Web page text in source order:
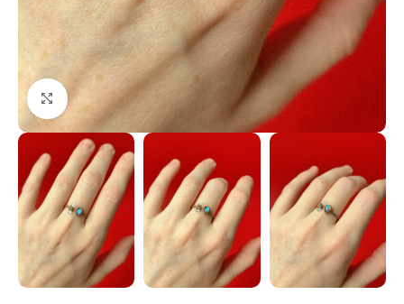
Нажмите, чтобы увеличить изображение